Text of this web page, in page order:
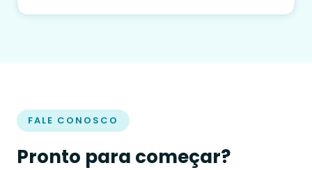
FALE CONOSCO
Pronto para começar?